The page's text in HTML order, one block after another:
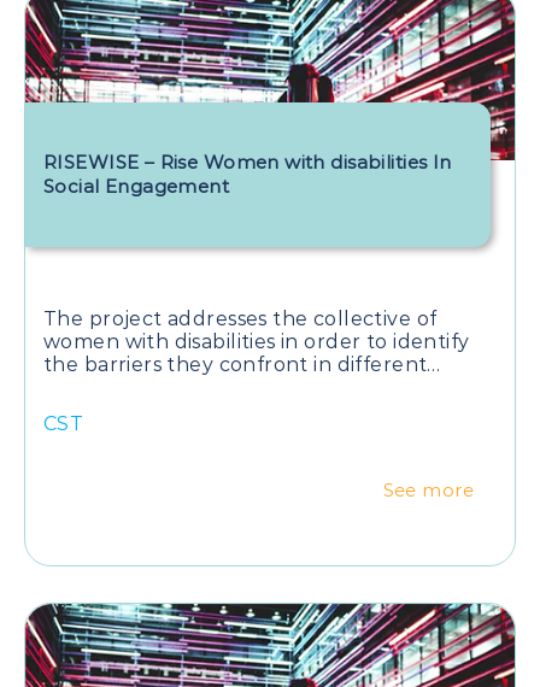
RISEWISE – Rise Women with disabilities In
Social Engagement
The project addresses the collective of
women with disabilities in order to identify
the barriers they confront in different
solutions and best practices for their
integration and empowerment in the
CST
See more